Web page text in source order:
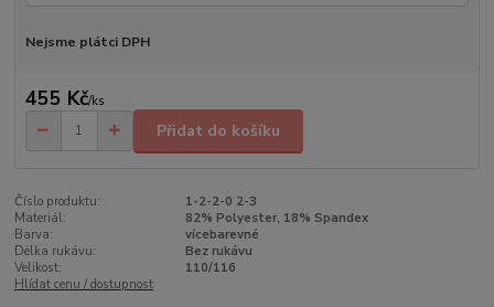
Nejsme plátci DPH
455 Kč/ks
Přidat do košíku
Číslo produktu:
1-2-2-0 2-3
Materiál:
82% Polyester, 18% Spandex
Barva:
vícebarevné
Délka rukávu:
Bez rukávu
Velikost:
110/116
Hlídat cenu / dostupnost